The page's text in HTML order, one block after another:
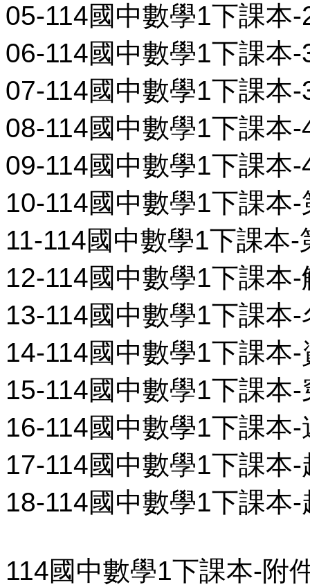
05-114國中數學1下課本
06-114國中數學1下課本
07-114國中數學1下課本
08-114國中數學1下課本
09-114國中數學1下課本
10-114國中數學1下課本
11-114國中數學1下課本
12-114國中數學1下課本
13-114國中數學1下課本
14-114國中數學1下課本
15-114國中數學1下課本
16-114國中數學1下課本
17-114國中數學1下課本
18-114國中數學1下課本
114國中數學1下課本-附